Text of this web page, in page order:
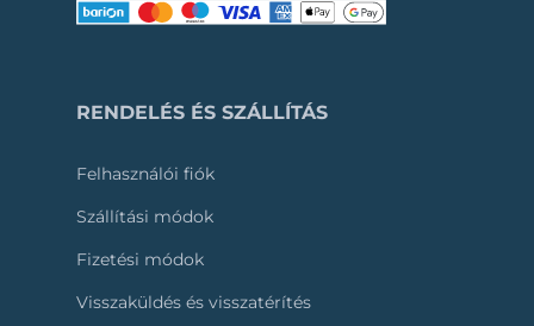
RENDELÉS ÉS SZÁLLÍTÁS
Felhasználói fiók
Szállítási módok
Fizetési módok
Visszaküldés és visszatérítés